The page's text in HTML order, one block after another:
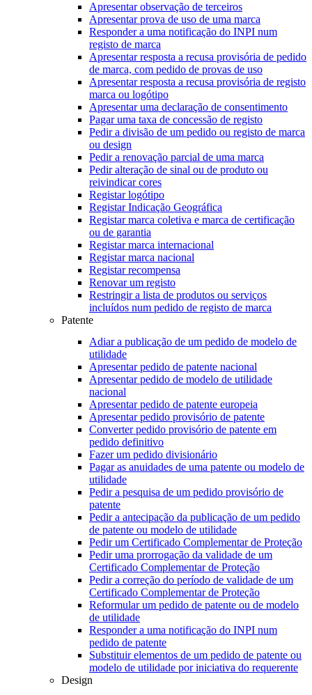
Apresentar observação de terceiros
Apresentar prova de uso de uma marca
Responder a uma notificação do INPI num
registo de marca
Apresentar resposta a recusa provisória de pedido
de marca, com pedido de provas de uso
Apresentar resposta a recusa provisória de registo
marca ou logótipo
Apresentar uma declaração de consentimento
Pagar uma taxa de concessão de registo
Pedir a divisão de um pedido ou registo de marca
ou design
Pedir a renovação parcial de uma marca
Pedir alteração de sinal ou de produto ou
reivindicar cores
Registar logótipo
Registar Indicação Geográfica
Registar marca coletiva e marca de certificação
ou de garantia
Registar marca internacional
Registar marca nacional
Registar recompensa
Renovar um registo
Restringir a lista de produtos ou serviços
incluídos num pedido de registo de marca
Patente
Adiar a publicação de um pedido de modelo de
utilidade
Apresentar pedido de patente nacional
Apresentar pedido de modelo de utilidade
nacional
Apresentar pedido de patente europeia
Apresentar pedido provisório de patente
Converter pedido provisório de patente em
pedido definitivo
Fazer um pedido divisionário
Pagar as anuidades de uma patente ou modelo de
utilidade
Pedir a pesquisa de um pedido provisório de
patente
Pedir a antecipação da publicação de um pedido
de patente ou modelo de utilidade
Pedir um Certificado Complementar de Proteção
Pedir uma prorrogação da validade de um
Certificado Complementar de Proteção
Pedir a correção do período de validade de um
Certificado Complementar de Proteção
Reformular um pedido de patente ou de modelo
de utilidade
Responder a uma notificação do INPI num
pedido de patente
Substituir elementos de um pedido de patente ou
modelo de utilidade por iniciativa do requerente
Design